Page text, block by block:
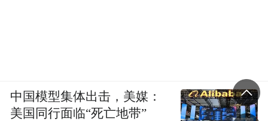
中国模型集体出击，美媒：
美国同行面临“死亡地带”